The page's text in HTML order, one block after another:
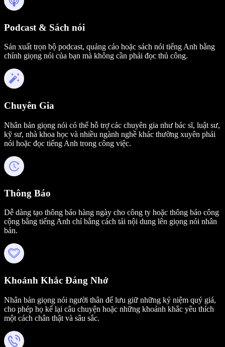
Podcast & Sách nói
Sản xuất trọn bộ podcast, quảng cáo hoặc sách nói tiếng Anh bằng
chính giọng nói của bạn mà không cần phải đọc thủ công.
Chuyên Gia
Nhân bản giọng nói có thể hỗ trợ các chuyên gia như bác sĩ, luật sư,
kỹ sư, nhà khoa học và nhiều ngành nghề khác thường xuyên phải
nói hoặc đọc tiếng Anh trong công việc.
Thông Báo
Dễ dàng tạo thông báo hàng ngày cho công ty hoặc thông báo công
cộng bằng tiếng Anh chỉ bằng cách tải nội dung lên giọng nói nhân
bản.
Khoảnh Khắc Đáng Nhớ
Nhân bản giọng nói người thân để lưu giữ những kỷ niệm quý giá,
cho phép họ kể lại câu chuyện hoặc những khoảnh khắc yêu thích
một cách chân thật và sâu sắc.